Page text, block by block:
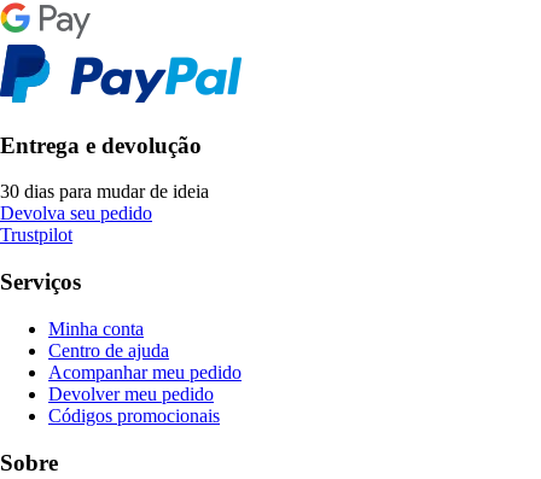
Entrega e devolução
30 dias para mudar de ideia
Devolva seu pedido
Trustpilot
Serviços
Minha conta
Centro de ajuda
Acompanhar meu pedido
Devolver meu pedido
Códigos promocionais
Sobre